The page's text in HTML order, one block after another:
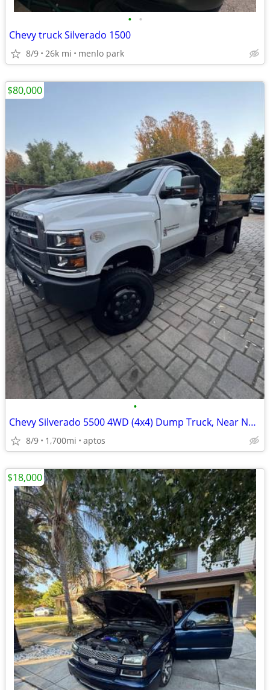
• •
Chevy truck Silverado 1500
8/9 26k mi menlo park
•
Chevy Silverado 5500 4WD (4x4) Dump Truck, Near New Miles
8/9 1,700mi aptos
$80,000
$18,000